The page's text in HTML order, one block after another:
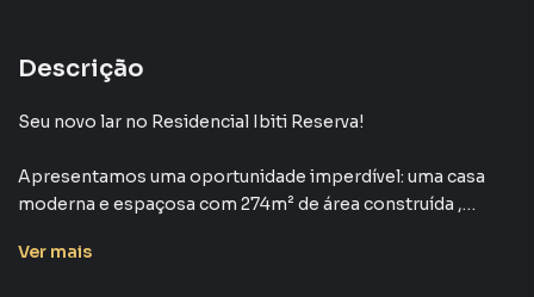
Descrição
Seu novo lar no Residencial Ibiti Reserva!
Apresentamos uma oportunidade imperdível: uma casa
moderna e espaçosa com 274m² de área construída ,
Ver mais